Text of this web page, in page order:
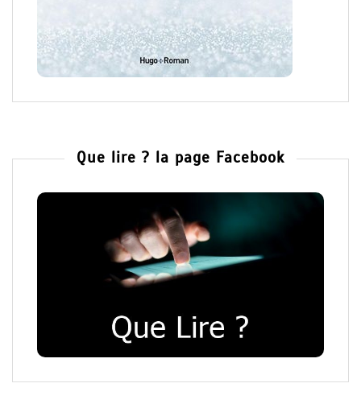
Que lire ? la page Facebook